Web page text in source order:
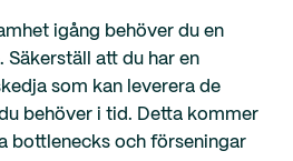
igång behöver du en
att du har en
som kan leverera de
behöver i tid. Detta kommer
bottlenecks och förseningar